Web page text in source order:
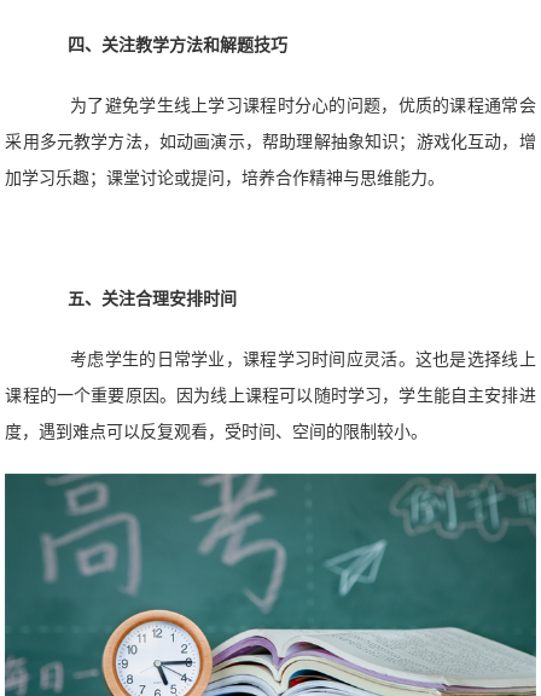
四、关注教学方法和解题技巧
为了避免学生线上学习课程时分心的问题，优质的课程通常会
采用多元教学方法，如动画演示，帮助理解抽象知识；游戏化互动，增
加学习乐趣；课堂讨论或提问，培养合作精神与思维能力。
五、关注合理安排时间
考虑学生的日常学业，课程学习时间应灵活。这也是选择线上
课程的一个重要原因。因为线上课程可以随时学习，学生能自主安排进
度，遇到难点可以反复观看，受时间、空间的限制较小。